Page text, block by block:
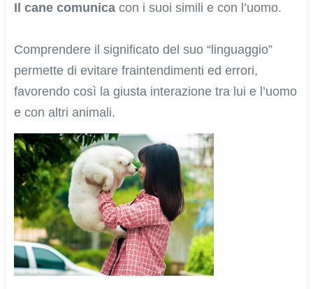
Il cane comunica con i suoi simili e con l’uomo.
Comprendere il significato del suo “linguaggio”
permette di evitare fraintendimenti ed errori,
favorendo così la giusta interazione tra lui e l’uomo
e con altri animali.